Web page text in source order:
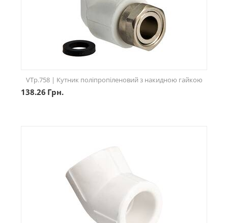
VTp.758 | Кутник поліпропіленовий з накидною гайкою
138.26 Грн.